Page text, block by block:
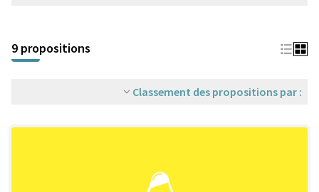
+
−
9 propositions
Classement des propositions par :